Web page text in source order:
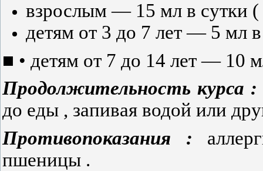
взрослым — 15 мл в сутки (
детям от 3 до 7 лет — 5 мл
■ • детям от 7 до 14 лет — 10
Продолжительность курса
до еды , запивая водой или
Противопоказания :
пшеницы .